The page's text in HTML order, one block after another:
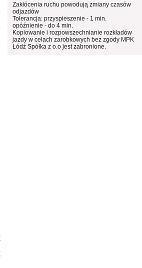
Zakłócenia ruchu powodują zmiany czasów
odjazdów
Tolerancja: przyspieszenie - 1 min.
opóźnienie - do 4 min.
Kopiowanie i rozpowszechnianie rozkładów
jazdy w celach zarobkowych bez zgody MPK
Łódź Spółka z o.o jest zabronione.